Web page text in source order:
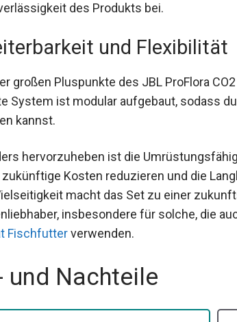
des Produkts bei.
und Flexibilität
großen Pluspunkte des JBL ProFlora
System ist modular aufgebaut, sodass
kannst.
hervorzuheben ist die
Kosten reduzieren und die
macht das Set zu einer
insbesondere für solche, die
Fischfutterverwenden.
und Nachteile